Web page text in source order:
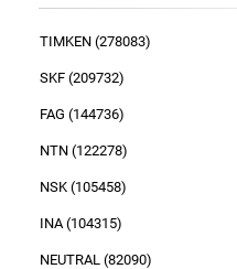
TIMKEN (278083)
SKF (209732)
FAG (144736)
NTN (122278)
NSK (105458)
INA (104315)
NEUTRAL (82090)